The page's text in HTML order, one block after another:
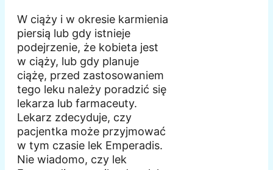
W ciąży i w okresie karmienia
piersią lub gdy istnieje
podejrzenie, że kobieta jest
w ciąży, lub gdy planuje
ciążę, przed zastosowaniem
tego leku należy poradzić się
lekarza lub farmaceuty.
Lekarz zdecyduje, czy
pacjentka może przyjmować
w tym czasie lek Emperadis.
Nie wiadomo, czy lek